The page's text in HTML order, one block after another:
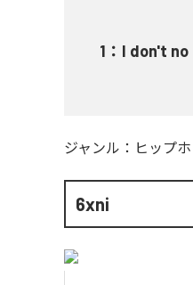
1 ： I don't no
ジャンル： ヒップ
6xni